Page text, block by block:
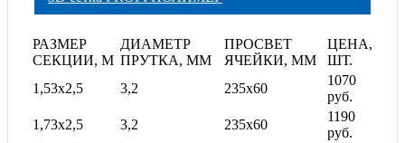
РАЗМЕР
СЕКЦИИ, М
ДИАМЕТР
ПРУТКА, ММ
ПРОСВЕТ
ЯЧЕЙКИ, ММ
ЦЕНА,
ШТ.
1,53x2,5
3,2 235x60
1070
руб.
1,73x2,5
3,2 235x60
1190
руб.